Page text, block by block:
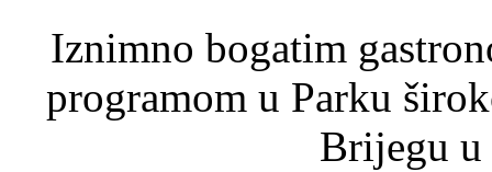
Iznimno bogatim
programom u Parku
Brijegu u